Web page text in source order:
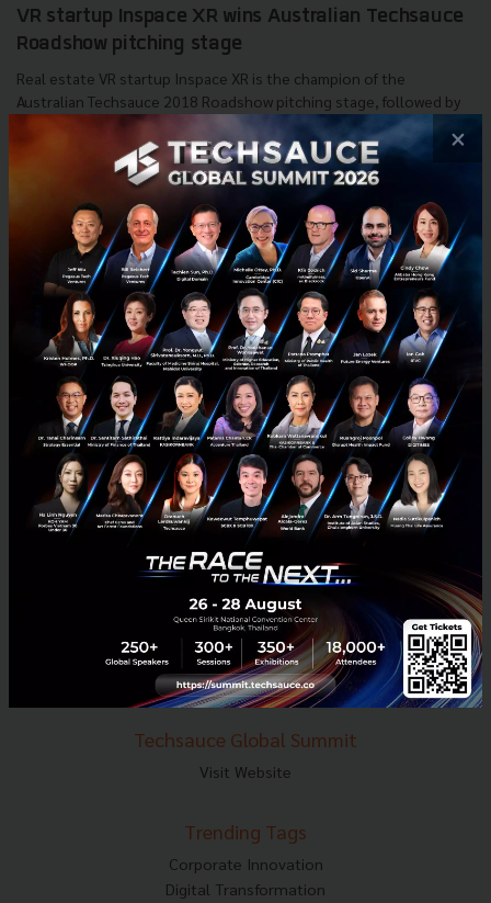
VR startup Inspace XR wins Australian Techsauce
Roadshow pitching stage
Real estate VR startup Inspace XR is the champion of the
Australian Techsauce 2018 Roadshow pitching stage, followed by
runner-ups AgUnity and Xplor.......
| ByChaowarat Yongjiranon
Xplor Inspace AgUnity startup
E-mail :contact@techsauce.co
Tel : 02-001-5375
Mobile : 06-4658-9500
Techsauce Media
About Techsauce
Techsauce Services
Privacy Policy
ส่งบทความ
Techsauce Global Summit
Visit Website
Trending Tags
Corporate Innovation
Digital Transformation
×